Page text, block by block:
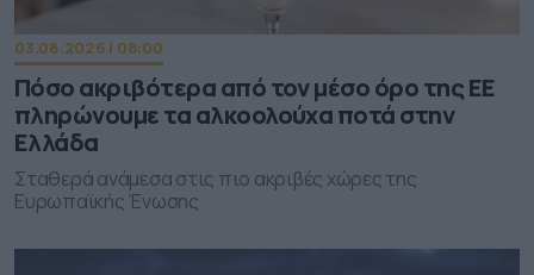
03.08.2026 | 08:00
Πόσο ακριβότερα από τον μέσο όρο της ΕΕ
πληρώνουμε τα αλκοολούχα ποτά στην
Ελλάδα
Σταθερά ανάμεσα στις πιο ακριβές χώρες της
Ευρωπαϊκής Ένωσης